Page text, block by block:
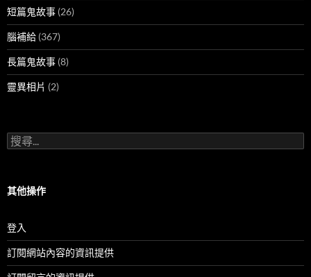
短篇鬼故事 (26)
腦補給 (367)
長篇鬼故事 (8)
靈異相片 (2)
搜
尋
字:
其他操作
登入
訂閱網站內容的資訊提供